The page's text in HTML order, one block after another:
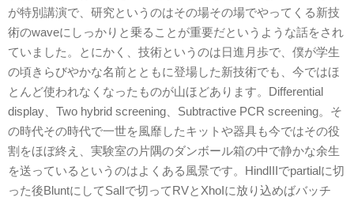
が特別講演で、研究というのはその場その場でやってくる新技
術のwaveにしっかりと乗ることが重要だというような話をされ
ていました。とにかく、技術というのは日進月歩で、僕が学生
の頃きらびやかな名前とともに登場した新技術でも、今ではほ
とんど使われなくなったものが山ほどあります。Differential
display、Two hybrid screening、Subtractive PCR screening。そ
の時代その時代で一世を風靡したキットや器具も今ではその役
割をほぼ終え、実験室の片隅のダンボール箱の中で静かな余生
を送っているというのはよくある風景です。HindIIIでpartialに切
った後BluntにしてSalIで切ってRVとXhoIに放り込めばバッチ